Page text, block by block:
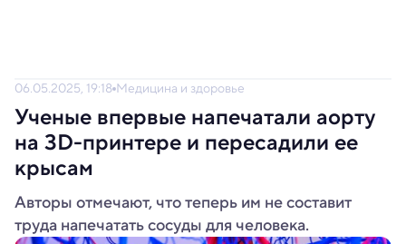
06.05.2025, 19:18 Медицина и здоровье
Ученые впервые напечатали аорту
на 3D-принтере и пересадили ее
крысам
Авторы отмечают, что теперь им не составит
труда напечатать сосуды для человека.